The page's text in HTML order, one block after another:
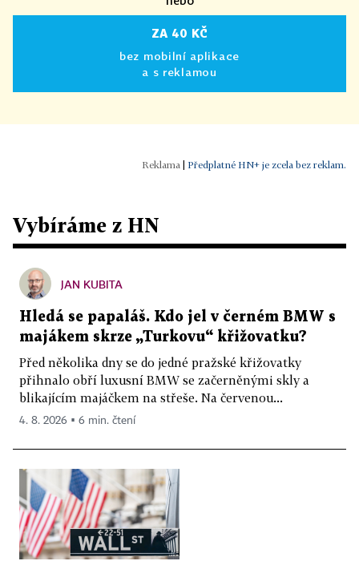
ZA 40 KČ
bez mobilní aplikace
a s reklamou
Předplatné HN+ je zcela bez reklam.
Vybíráme z HN
JAN KUBITA
Hledá se papaláš. Kdo jel v černém BMW s
majákem skrze „Turkovu“ křižovatku?
Před několika dny se do jedné pražské křižovatky
přihnalo obří luxusní BMW se začerněnými skly a
blikajícím majáčkem na střeše. Na červenou...
4. 8. 2026 ▪ 6 min. čtení